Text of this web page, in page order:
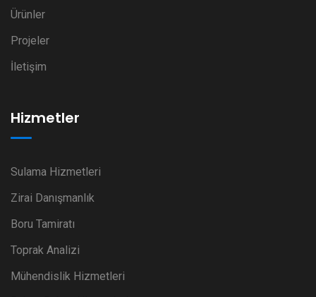
Ürünler
Projeler
İletişim
Hizmetler
Sulama Hizmetleri
Zirai Danışmanlık
Boru Tamiratı
Toprak Analizi
Mühendislik Hizmetleri